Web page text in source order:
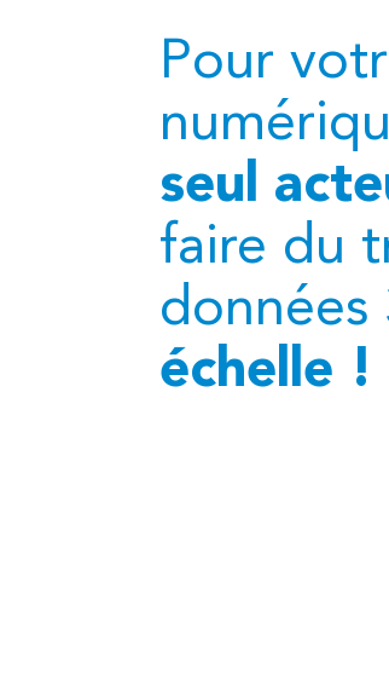
Pour
seul
faire du
données
échelle !